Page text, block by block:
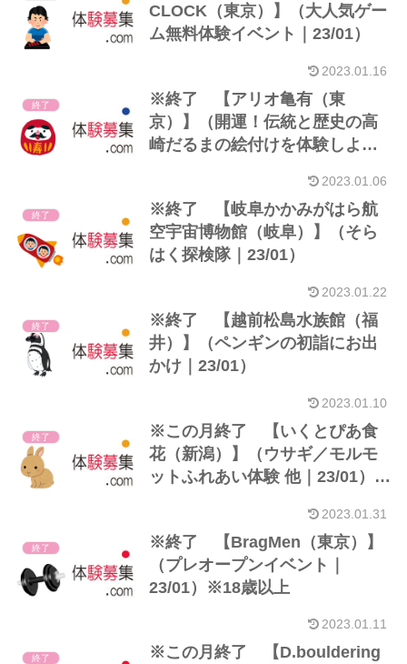
CLOCK（東京）】（大人気ゲー
ム無料体験イベント｜23/01）
2023.01.16
終了
※終了 【アリオ亀有（東
京）】（開運！伝統と歴史の高
崎だるまの絵付けを体験しよ
2023.01.06
終了
※終了 【岐阜かかみがはら航
空宇宙博物館（岐阜）】（そら
はく探検隊｜23/01）
2023.01.22
終了
※終了 【越前松島水族館（福
井）】（ペンギンの初詣にお出
かけ｜23/01）
2023.01.10
終了
※この月終了 【いくとぴあ食
花（新潟）】（ウサギ／モルモ
ットふれあい体験 他｜23/01）
2023.01.31
終了
※終了 【BragMen（東京）】
（プレオープンイベント｜
23/01）※18歳以上
2023.01.11
終了 ※この月終了 【D.bouldering